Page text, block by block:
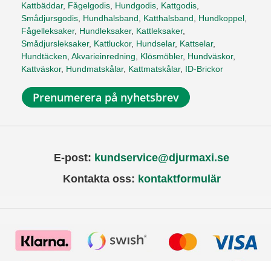
Kattbäddar, Fågelgodis, Hundgodis, Kattgodis,
Smådjursgodis, Hundhalsband, Katthalsband, Hundkoppel,
Fågelleksaker, Hundleksaker, Kattleksaker,
Smådjursleksaker, Kattluckor, Hundselar, Kattselar,
Hundtäcken, Akvarieinredning, Klösmöbler, Hundväskor,
Kattväskor, Hundmatskålar, Kattmatskålar, ID-Brickor
Prenumerera på nyhetsbrev
E-post: kundservice@djurmaxi.se
Kontakta oss: kontaktformulär